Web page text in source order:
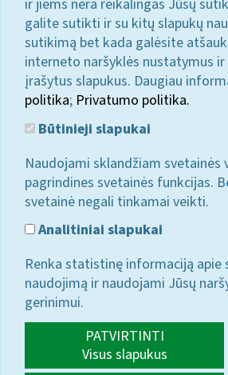
ir jiems nėra reikalingas Jūsų
galite sutikti ir su kitų slapukų
sutikimą bet kada galėsite
interneto naršyklės nustatymus
įrašytus slapukus. Daugiau
politika; Privatumo politika.
Būtinieji slapukai
Naudojami sklandžiam svetainės
pagrindines svetainės funkcijas.
svetainė negali tinkamai veikti.
Analitiniai slapukai
Renka statistinę informaciją apie
naudojimą ir naudojami Jūsų
gerinimui.
PATVIRTINTI
Visus slapukus